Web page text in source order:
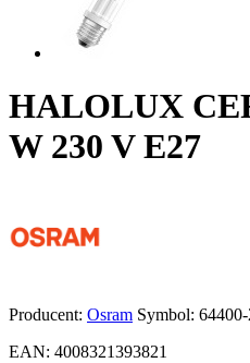
HALOLUX
W 230 V E27
Producent: Osram Symbol:
EAN: 4008321393821